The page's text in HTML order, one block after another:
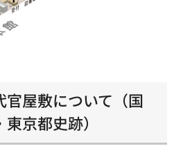
屋敷について（国
京都史跡）